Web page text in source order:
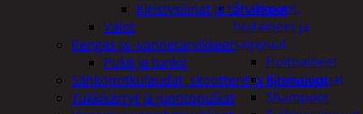
Shampoot,
hoitaineet ja
saippuat
Hoitoaineet
Käsisaippuat
Shampoot
Kiristysliinat ja tarvikkeet
Valot
Rengas ja -vannetarvikkeet
Pukit ja tunkit
Sähköpotkulaudat, skootterit ja ajoneuvot
Tukkikärryt ja juontopulkat